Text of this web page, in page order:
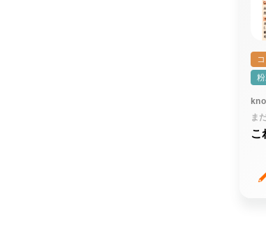
ま
こ